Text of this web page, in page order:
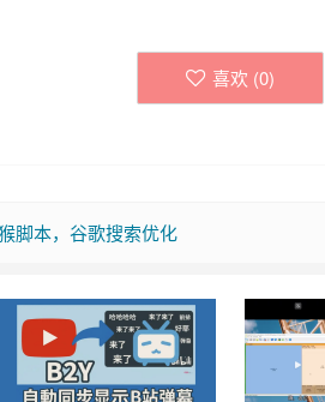
喜欢 (0)
脚本，谷歌搜索优化